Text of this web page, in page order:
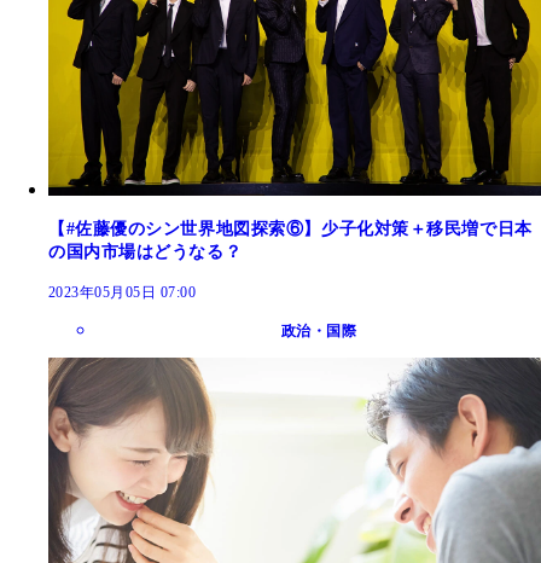
【#佐藤優のシン世界地図探索⑥】少子化対策＋移民増で日本
の国内市場はどうなる？
2023年05月05日 07:00
政治・国際